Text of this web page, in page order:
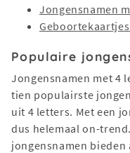
Jongensnamen
Populaire
Jongensnamen met 4
tien populairste
uit 4 letters. Met een
dus helemaal on-
jongensnamen